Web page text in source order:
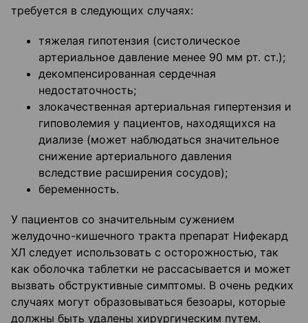
требуется в следующих случаях:
тяжелая гипотензия (систолическое
артериальное давление менее 90 мм рт. ст.);
декомпенсированная сердечная
недостаточность;
злокачественная артериальная гипертензия и
гиповолемия у пациентов, находящихся на
диализе (может наблюдаться значительное
снижение артериального давления
вследствие расширения сосудов);
беременность.
У пациентов со значительным сужением
желудочно-кишечного тракта препарат Нифекард
ХЛ следует использовать с осторожностью, так
как оболочка таблетки не рассасывается и может
вызвать обструктивные симптомы. В очень редких
случаях могут образовываться безоары, которые
должны быть удалены хирургическим путем.